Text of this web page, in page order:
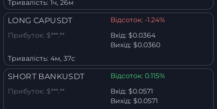
Тривалість: 1ч, 26м
LONG CAPUSDT Відсоток: -1.24%
Прибуток: $***.** Вхід: $0.0364
Вихід: $0.0360
Тривалість: 4м, 37с
SHORT BANKUSDT Відсоток: 0.115%
Прибуток: $***.** Вхід: $0.0571
Вихід: $0.0571